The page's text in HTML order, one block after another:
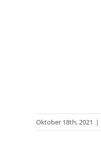
Oktober 18th, 2021 |